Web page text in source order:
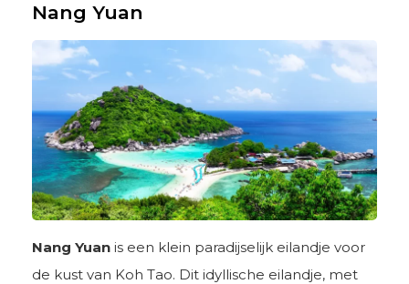
Nang Yuan
Nang Yuan is een klein paradijselijk eilandje voor
de kust van Koh Tao. Dit idyllische eilandje, met